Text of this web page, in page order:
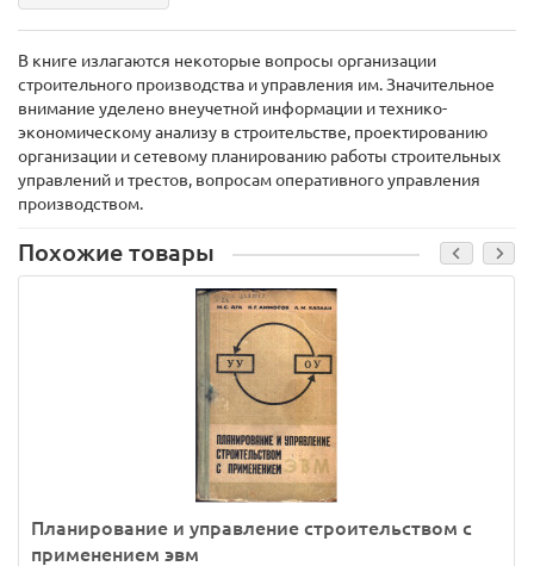
В книге излагаются некоторые вопросы организации
строительного производства и управления им. Значительное
внимание уделено внеучетной информации и технико-
экономическому анализу в строительстве, проектированию
организации и сетевому планированию работы строительных
управлений и трестов, вопросам оперативного управления
производством.
Похожие товары
Планирование и управление строительством с
применением эвм